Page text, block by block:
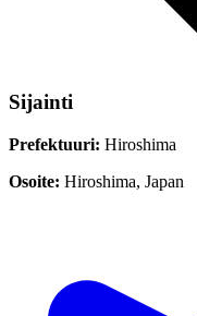
Sijainti
Prefektuuri: Hiroshima
Osoite: Hiroshima, Japan